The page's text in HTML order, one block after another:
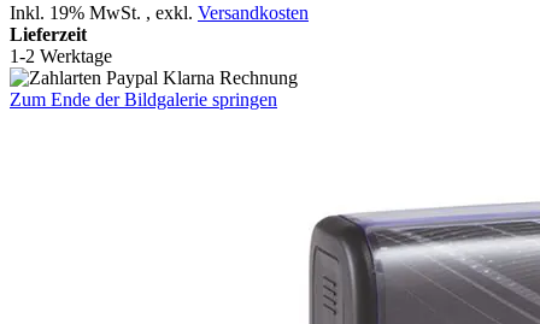
Inkl. 19% MwSt. , exkl. Versandkosten
Lieferzeit
1-2 Werktage
Zum Ende der Bildgalerie springen